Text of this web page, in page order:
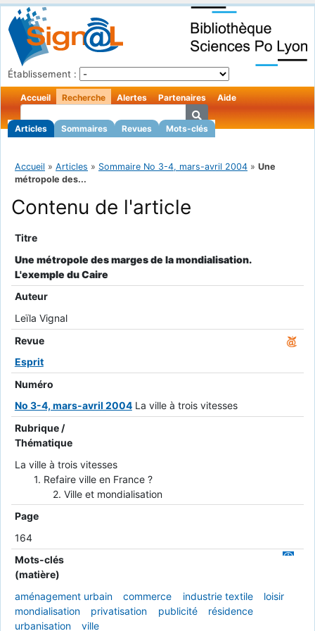
Établissement :
Accueil Recherche
Articles Sommaires Revues Mots-clés
Alertes Partenaires Aide
Accueil » Articles » Sommaire No 3-4, mars-avril 2004 » Une
métropole des...
Contenu de l'article
Titre
Une métropole des marges de la mondialisation.
L'exemple du Caire
Auteur
Leïla Vignal
Revue
Esprit
Numéro
No 3-4, mars-avril 2004 La ville à trois vitesses
Rubrique /
Thématique
La ville à trois vitesses
1. Refaire ville en France ?
2. Ville et mondialisation
Page
164
Mots-clés
(matière)
aménagement urbain
commerce industrie textile
loisir
mondialisation
privatisation publicité
résidence
urbanisation
ville